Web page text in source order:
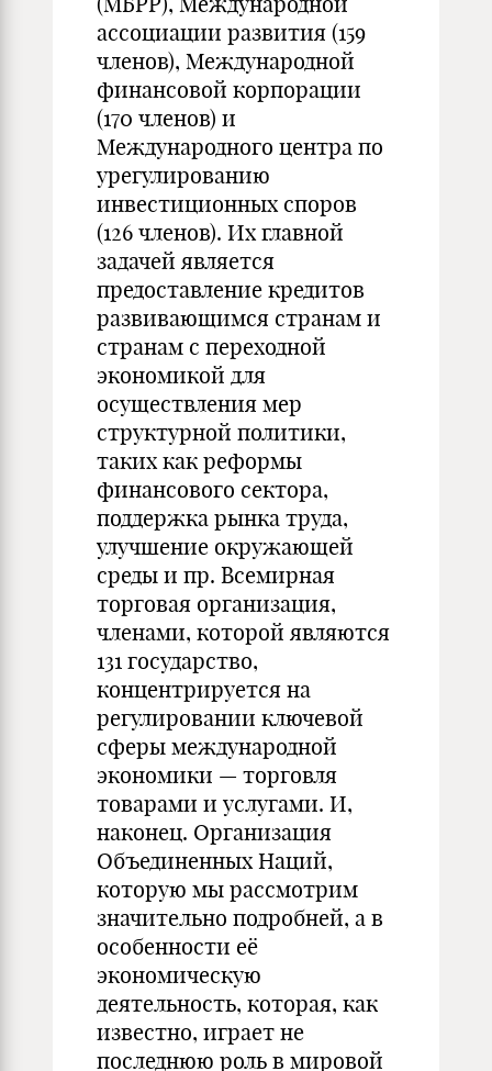
ассоциации развития (159
членов), Международной
финансовой корпорации
(170 членов) и
Международного центра по
урегулированию
инвестиционных споров
(126 членов). Их главной
задачей является
предоставление кредитов
развивающимся странам и
странам с переходной
экономикой для
осуществления мер
структурной политики,
таких как реформы
финансового сектора,
поддержка рынка труда,
улучшение окружающей
среды и пр. Всемирная
торговая организация,
членами, которой являются
131 государство,
концентрируется на
регулировании ключевой
сферы международной
экономики — торговля
товарами и услугами. И,
наконец. Организация
Объединенных Наций,
которую мы рассмотрим
значительно подробней, а в
особенности её
экономическую
деятельность, которая, как
известно, играет не
последнюю роль в мировой